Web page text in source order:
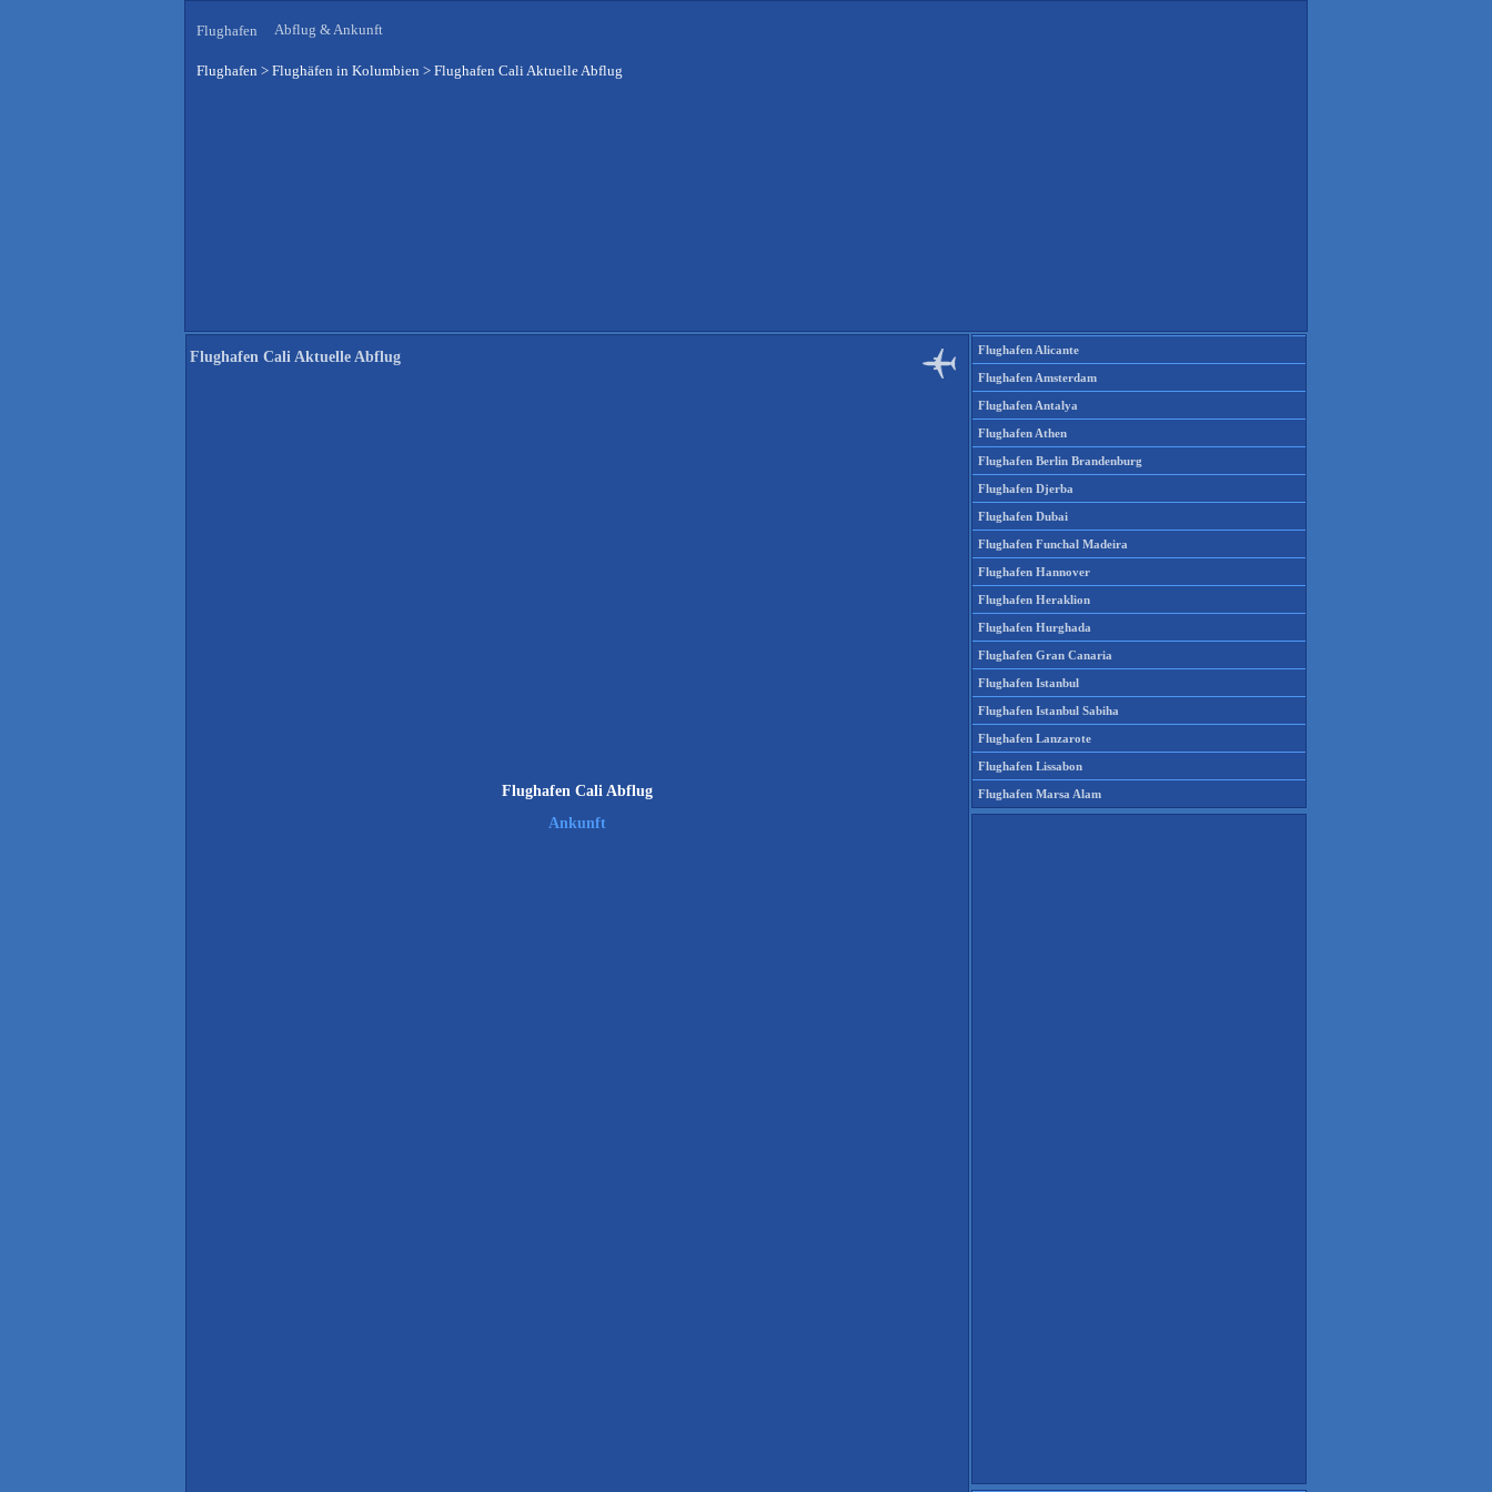
Flughafen Abflug & Ankunft
Flughafen > Flughäfen in Kolumbien > Flughafen Cali Aktuelle Abflug
Flughafen Cali Aktuelle Abflug
Flughafen Cali Abflug
Ankunft
Flughafen Alicante
Flughafen Amsterdam
Flughafen Antalya
Flughafen Athen
Flughafen Berlin Brandenburg
Flughafen Djerba
Flughafen Dubai
Flughafen Funchal Madeira
Flughafen Hannover
Flughafen Heraklion
Flughafen Hurghada
Flughafen Gran Canaria
Flughafen Istanbul
Flughafen Istanbul Sabiha
Flughafen Lanzarote
Flughafen Lissabon
Flughafen Marsa Alam